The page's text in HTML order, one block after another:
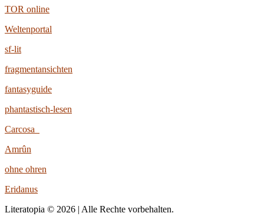
TOR online
Weltenportal
sf-lit
fragmentansichten
fantasyguide
phantastisch-lesen
Carcosa
Amrûn
ohne ohren
Eridanus
Literatopia © 2026 | Alle Rechte vorbehalten.